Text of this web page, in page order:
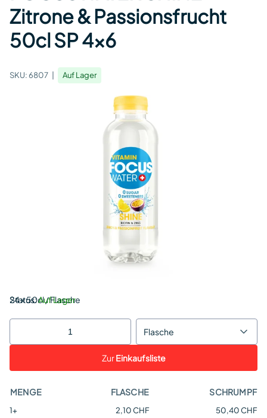
Zitrone & Passionsfrucht
50cl SP 4x6
SKU:6807 Auf Lager
Status:Auf Lager
24 x 50cl / Flasche
Flasche
ZurEinkaufsliste
MENGE FLASCHE SCHRUMPF
1+ 2,10 CHF 50,40 CHF